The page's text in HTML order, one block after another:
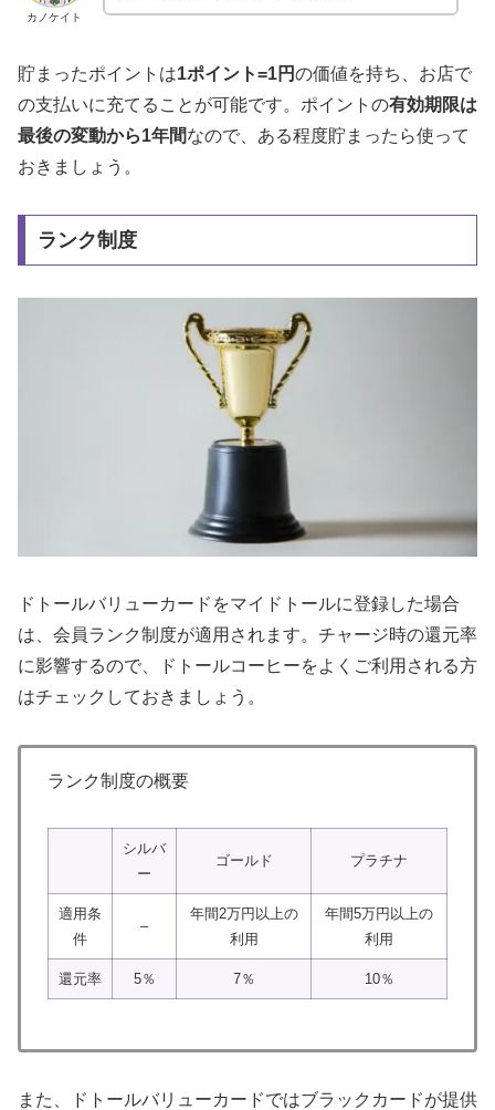
カノケイト
貯まったポイントは1ポイント=1円の価値を持ち、お店で
の支払いに充てることが可能です。ポイントの有効期限は
最後の変動から1年間なので、ある程度貯まったら使って
おきましょう。
ランク制度
ドトールバリューカードをマイドトールに登録した場合
は、会員ランク制度が適用されます。チャージ時の還元率
に影響するので、ドトールコーヒーをよくご利用される方
はチェックしておきましょう。
ランク制度の概要
シルバ
ー
ゴールド プラチナ
適用条
件
–
年間2万円以上の
利用
年間5万円以上の
利用
還元率 5％ 7％ 10％
また、ドトールバリューカードではブラックカードが提供